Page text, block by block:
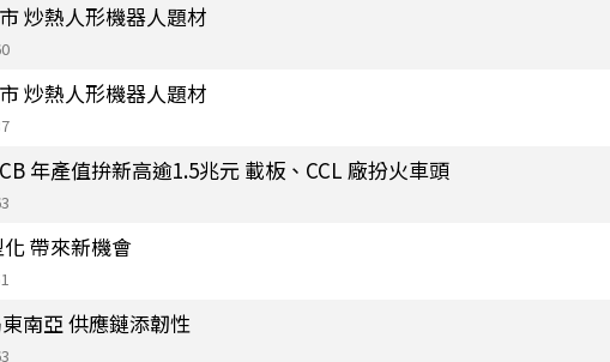
炒熱人形機器人題材
炒熱人形機器人題材
年產值拚新高逾1.5兆元 載板、CCL 廠扮火車頭
化 帶來新機會
南亞 供應鏈添韌性